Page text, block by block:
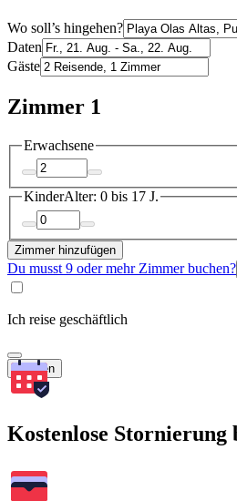
Wo soll’s hingehen?
Daten
Gäste
Zimmer 1
Erwachsene
KinderAlter: 0 bis 17 J.
Zimmer hinzufügen
Du musst 9 oder mehr Zimmer buchen?
Ich reise geschäftlich
Suchen
Kostenlose Stornierung